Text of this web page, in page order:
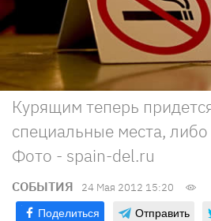
Курящим теперь
специальные места,
Фото - spain-del.ru
СОБЫТИЯ 24 Мая 2012 15:20
Поделиться Отправить